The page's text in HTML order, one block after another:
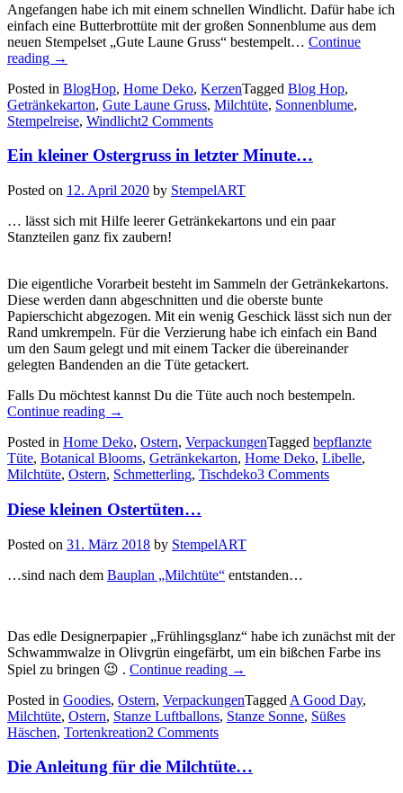
Angefangen habe ich mit einem schnellen Windlicht. Dafür habe ich
einfach eine Butterbrottüte mit der großen Sonnenblume aus dem
neuen Stempelset „Gute Laune Gruss“ bestempelt… Continue
reading „Stempelreise
Goodies
und
Tischdekoration…“
→
Posted in BlogHop, Home Deko, KerzenTagged Blog Hop,
Getränkekarton, Gute Laune Gruss, Milchtüte, Sonnenblume,
Stempelreise, Windlicht2 Comments
Ein kleiner Ostergruss in letzter Minute…
Posted on 12. April 2020 by StempelART
… lässt sich mit Hilfe leerer Getränkekartons und ein paar
Stanzteilen ganz fix zaubern!
Die eigentliche Vorarbeit besteht im Sammeln der Getränkekartons.
Diese werden dann abgeschnitten und die oberste bunte
Papierschicht abgezogen. Mit ein wenig Geschick lässt sich nun der
Rand umkrempeln. Für die Verzierung habe ich einfach ein Band
um den Saum gelegt und mit einem Tacker die übereinander
gelegten Bandenden an die Tüte getackert.
Falls Du möchtest kannst Du die Tüte auch noch bestempeln.
Continue reading „Ein
Ostergruss
in
letzter
→
Posted in Home Deko, Ostern, VerpackungenTagged bepflanzte
Tüte, Botanical Blooms, Getränkekarton, Home Deko, Libelle,
Milchtüte, Ostern, Schmetterling, Tischdeko3 Comments
Diese kleinen Ostertüten…
Posted on 31. März 2018 by StempelART
…sind nach dem Bauplan „Milchtüte“ entstanden…
Das edle Designerpapier „Frühlingsglanz“ habe ich zunächst mit der
Schwammwalze in Olivgrün eingefärbt, um ein bißchen Farbe ins
Spiel zu bringen 😉 . Continue reading
„Diese
Ostertüten…“
→
Posted in Goodies, Ostern, VerpackungenTagged A Good Day,
Milchtüte, Ostern, Stanze Luftballons, Stanze Sonne, Süßes
Häschen, Tortenkreation2 Comments
Die Anleitung für die Milchtüte…